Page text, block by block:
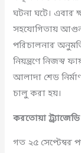
ঘটনা ঘটে। এবার
সহযোগিতায় আগুন
পরিচালনার
নিয়ন্ত্রণে নিজস্ব
আলাদা শেড
চালু করা হয়।
করতোয়া ট্র্যাজেডি
গত ২৫ সেপ্টেম্বর